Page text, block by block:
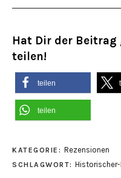
Hat Dir der
teilen!
teilen
teilen
KATEGORIE: Rezensionen
SCHLAGWORT: